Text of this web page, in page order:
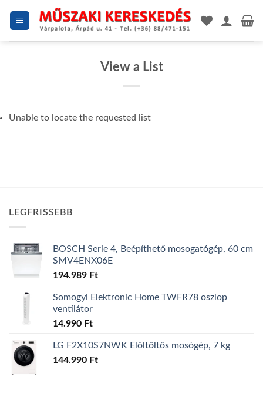
View a List
Unable to locate the requested list
LEGFRISSEBB
BOSCH Serie 4, Beépíthető mosogatógép, 60 cm
SMV4ENX06E
194.989 Ft
Somogyi Elektronic Home TWFR78 oszlop
ventilátor
14.990 Ft
LG F2X10S7NWK Elöltöltős mosógép, 7 kg
144.990 Ft